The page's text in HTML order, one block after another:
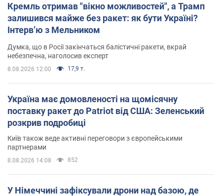
Кремль отримав "вікно можливостей", а Трамп
залишився майже без ракет: як бути Україні?
Інтерв’ю з Мельником
Думка, що в Росії закінчаться балістичні ракети, вкрай
небезпечна, наголосив експерт
8.08.2026 12:00 17,9 т.
Україна має домовленості на щомісячну
поставку ракет до Patriot від США: Зеленський
розкрив подробиці
Київ також веде активні переговори з європейськими
партнерами
8.08.2026 14:08 852
У Німеччині зафіксували дрони над базою, де